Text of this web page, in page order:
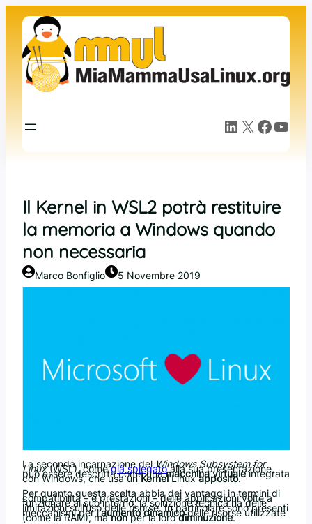
contenuto
LinkedIn X Facebook YouTube
Il Kernel in WSL2 potrà restituire
la memoria a Windows quando
non necessaria
Marco Bonfiglio 5 Novembre 2019
La seconda incarnazione del Windows Subsystem for
Linux(WSL), comegià spiegatoalla sua presentazione,
può essere descritta come unamacchina virtualeintegrata
con Windows, che usa unKernelLinuxapposito.
Per quanto questa scelta abbia dei vantaggi in termini di
compatibilità – e prestazioni – delle applicazioni volte a
funzionare al suo interno, la soluzione tecnica ha delle
limitazioni sull’uso delle risorse. In particolare sono presenti
meccanismi per l’aumento dinamicodelle risorse utilizzate
(come la RAM), manonper la lorodiminuzione.